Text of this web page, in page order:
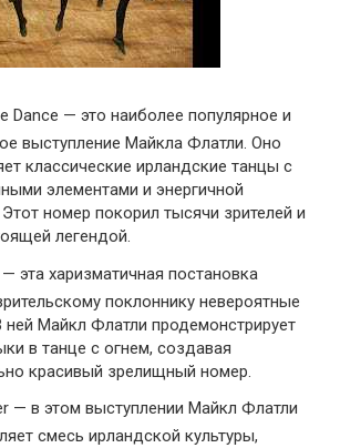
Dance — это наиболее популярное и
выступление Майкла Флатли. Оно
классические ирландские танцы с
элементами и энергичной
номер покорил тысячи зрителей и
легендой.
эта харизматичная постановка
поклоннику невероятные
ней Майкл Флатли продемонстрирует
в танце с огнем, создавая
красивый зрелищный номер.
— в этом выступлении Майкл Флатли
смесь ирландской культуры,